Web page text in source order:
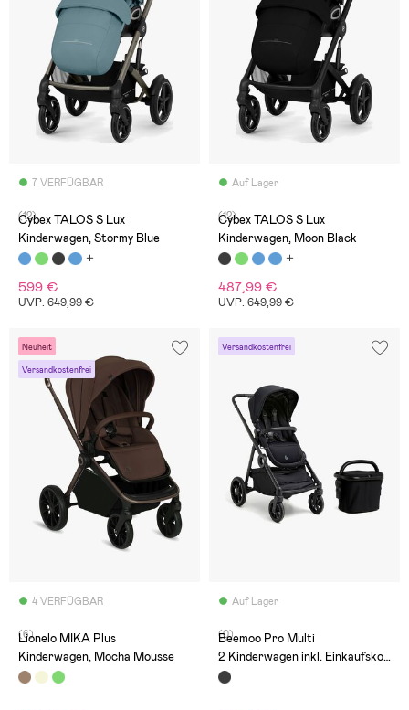
7 VERFÜGBAR
(12)
Cybex TALOS S Lux
Kinderwagen, Stormy Blue
599 €
UVP: 649,99 €
Auf Lager
(12)
Cybex TALOS S Lux
Kinderwagen, Moon Black
487,99 €
UVP: 649,99 €
Neuheit
Versandkostenfrei
4 VERFÜGBAR
(6)
Lionelo MIKA Plus
Kinderwagen, Mocha Mousse
Versandkostenfrei
Auf Lager
(0)
Beemoo Pro Multi
2 Kinderwagen inkl. Einkaufskor
b, Coffee Black